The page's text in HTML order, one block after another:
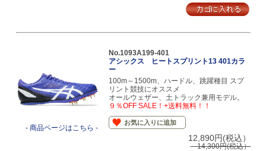
- 商品ページはこちら -
No.1093A199-401
アシックス ヒートスプリント13 401カラ
ー
100m～1500m、ハードル、跳躍種目 スプ
リント競技にオススメ
オールウェザー、土トラック兼用モデル。
９％OFF SALE！+送料無料！！
お気に入りに追加
12,890円(税込）
14,300円(税込）